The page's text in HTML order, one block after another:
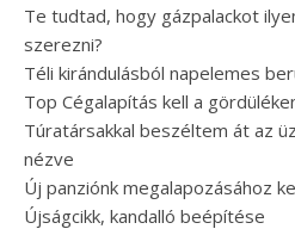
Te tudtad, hogy gázpalackot
szerezni?
Téli kirándulásból napelemes
Top Cégalapítás kell a
Túratársakkal beszéltem át az
nézve
Új panziónk megalapozásához
Újságcikk, kandalló beépítése